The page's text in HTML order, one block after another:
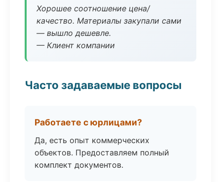
Хорошее соотношение цена/
качество. Материалы закупали сами
— вышло дешевле.
— Клиент компании
Часто задаваемые вопросы
Работаете с юрлицами?
Да, есть опыт коммерческих
объектов. Предоставляем полный
комплект документов.